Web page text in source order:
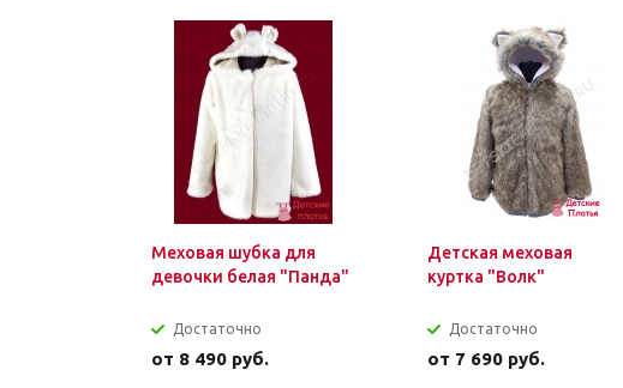
Меховая шубка для
девочки белая "Панда"
Достаточно
от 8 490 руб.
Детская меховая
куртка "Волк"
Достаточно
от 7 690 руб.